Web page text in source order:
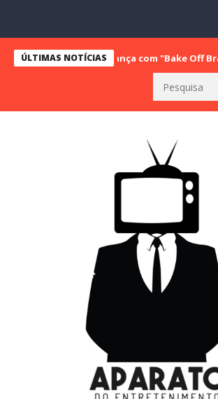
ÚLTIMAS NOTÍCIAS
a vice liderança com "Bake Off Brasil" e